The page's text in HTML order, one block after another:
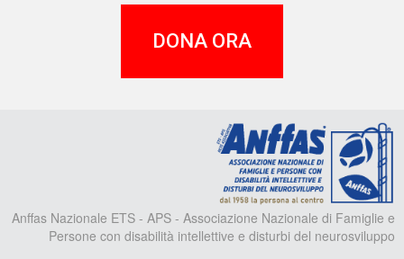
DONA ORA
Anffas Nazionale ETS - APS - Associazione Nazionale di Famiglie e
Persone con disabilità intellettive e disturbi del neurosviluppo